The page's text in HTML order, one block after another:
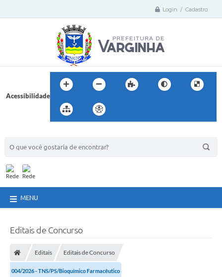
Login / Cadastro
Acessibilidade
MENU
Editais de Concurso
Editais Editais de Concurso
004/2026 - TNS/PS/Bioquímico Farmacêutico